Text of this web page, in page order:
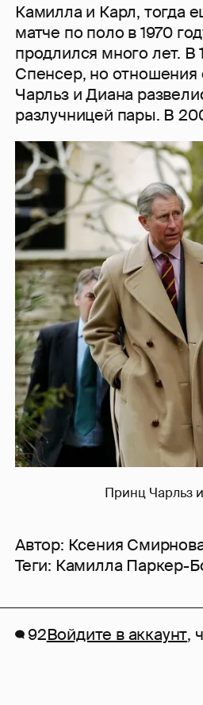
Камилла и Карл, тогда
матче по поло в 1970
продлился много лет. В
Спенсер, но отношения
Чарльз и Диана
разлучницей пары. В
Принц Чарльз
Автор: Ксения
Теги: Камилла Паркер-
92Войдите в аккаунт,